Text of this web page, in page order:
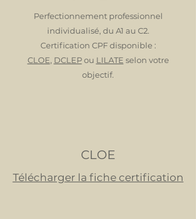
Perfectionnement professionnel
individualisé, du A1 au C2.
Certification CPF disponible :
CLOE, DCLEPou LILATE selon votre
objectif.
CLOE
Télécharger la fiche certification